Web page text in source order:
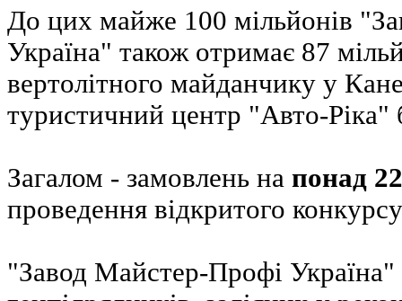
До цих майже 100 мільйонів
Україна" також отримає 87
вертолітного майданчику у
туристичний центр "Авто-
Загалом - замовлень на понад
проведення відкритого
"Завод Майстер-Профі Україна"